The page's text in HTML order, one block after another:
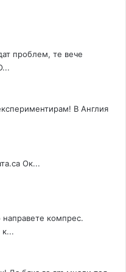
проблем, те вече
В Англия
Ок...
компрес.
к...